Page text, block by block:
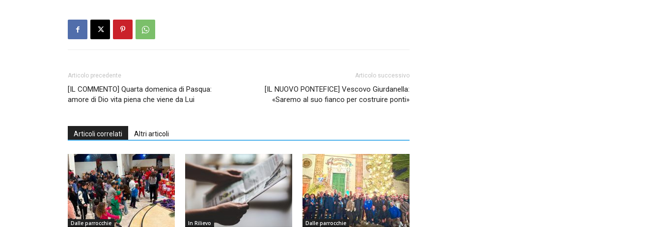
Articolo precedente
[IL COMMENTO] Quarta domenica di Pasqua:
amore di Dio vita piena che viene da Lui
Articolo successivo
[IL NUOVO PONTEFICE] Vescovo Giurdanella:
«Saremo al suo fianco per costruire ponti»
Articoli correlati Altri articoli
Dalle parrocchie In Rilievo Dalle parrocchie